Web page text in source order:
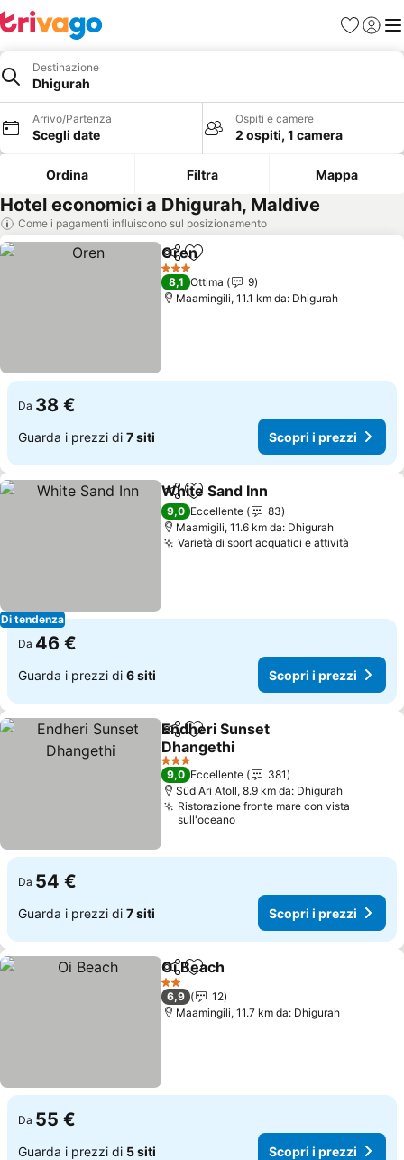
PreferitiAccedi
Destinazione
Dhigurah
Arrivo/Partenza
Scegli date
Ospiti e camere
2 ospiti, 1 camera
Ordina Filtra Mappa
Hotel economici a Dhigurah, Maldive
Come i pagamenti influiscono sul posizionamento
CondividiAggiungi ai preferiti
Oren
3 Stelle
8,1 Ottima
9
Maamingili, 11.1 km da: Dhigurah
Da 38 €
Guarda i prezzi di 7 siti Scopri i prezzi
Di tendenza
CondividiAggiungi ai preferiti
White Sand Inn
9,0 Eccellente
83
Maamigili, 11.6 km da: Dhigurah
Varietà di sport acquatici e attività
Da 46 €
Guarda i prezzi di 6 siti Scopri i prezzi
CondividiAggiungi ai preferiti
Endheri Sunset
Dhangethi
3 Stelle
9,0 Eccellente
381
Süd Ari Atoll, 8.9 km da: Dhigurah
Ristorazione fronte mare con vista
sull'oceano
Da 54 €
Guarda i prezzi di 7 siti Scopri i prezzi
CondividiAggiungi ai preferiti
Oi Beach
2 Stelle
6,9
12
Maamingili, 11.7 km da: Dhigurah
Da 55 €
Guarda i prezzi di 5 siti Scopri i prezzi